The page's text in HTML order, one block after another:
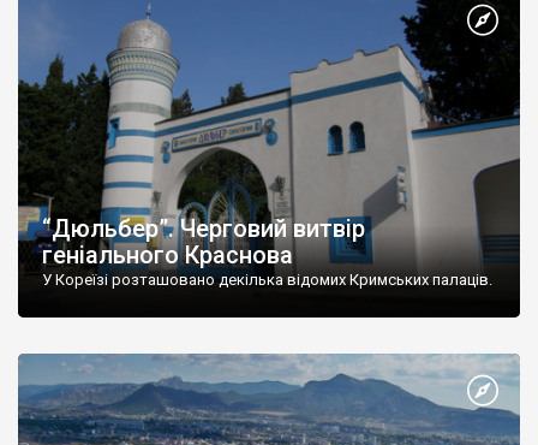
“Дюльбер”. Черговий витвір
геніального Краснова
У Кореїзі розташовано декілька відомих Кримських палаців.